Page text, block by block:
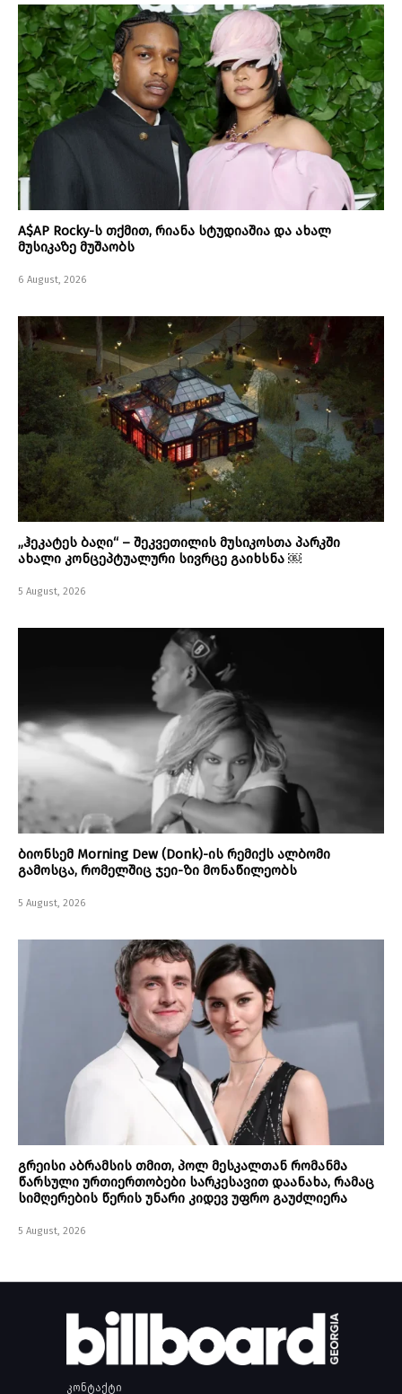
A$AP Rocky-ს თქმით, რიანა სტუდიაშია და ახალ
მუსიკაზე მუშაობს
6 August, 2026
„ჰეკატეს ბაღი“ – შეკვეთილის მუსიკოსთა პარკში
ახალი კონცეპტუალური სივრცე გაიხსნა ￼
5 August, 2026
ბიონსემ Morning Dew (Donk)-ის რემიქს ალბომი
გამოსცა, რომელშიც ჯეი-ზი მონაწილეობს
5 August, 2026
გრეისი აბრამსის თმით, პოლ მესკალთან რომანმა
წარსული ურთიერთობები სარკესავით დაანახა, რამაც
სიმღერების წერის უნარი კიდევ უფრო გაუძლიერა
5 August, 2026
კონტაქტი